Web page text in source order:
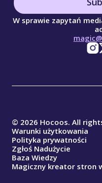
W sprawie zapytań
© 2026 Hocoos. All
Warunki użytkowania
Polityka prywatności
Zgłoś Nadużycie
Baza Wiedzy
Magiczny kreator stron